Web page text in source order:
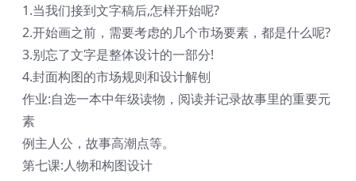
1.当我们接到文字稿后,怎样开始呢?
2.开始画之前，需要考虑的几个市场要素，都是什么呢?
3.别忘了文字是整体设计的一部分!
4.封面构图的市场规则和设计解刨
作业:自选一本中年级读物，阅读并记录故事里的重要元
素
例主人公，故事高潮点等。
第七课:人物和构图设计